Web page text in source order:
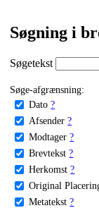
Søgning i
Søgetekst
Søge-afgrænsning:
Dato ?
Afsender ?
Modtager ?
Brevtekst ?
Herkomst ?
Original
Metatekst ?